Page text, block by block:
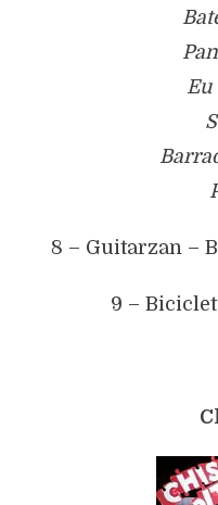
Eu
8 – Guitarzan –
9 –